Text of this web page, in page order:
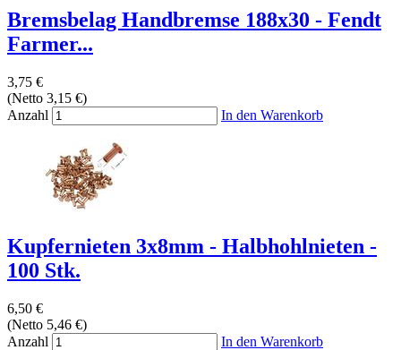
Bremsbelag Handbremse 188x30 - Fendt
Farmer...
3,75 €
(Netto 3,15 €)
Anzahl
In den Warenkorb
Kupfernieten 3x8mm - Halbhohlnieten -
100 Stk.
6,50 €
(Netto 5,46 €)
Anzahl
In den Warenkorb